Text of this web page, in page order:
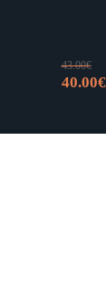
43.00€
Izvorna
je:
40.00€